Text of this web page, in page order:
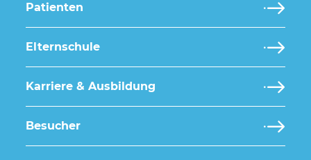
Patienten
Elternschule
Karriere & Ausbildung
Besucher